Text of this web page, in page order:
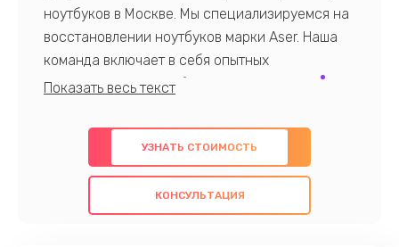
ноутбуков в Москве. Мы специализируемся на
восстановлении ноутбуков марки Aser. Наша
команда включает в себя опытных
профессионалов с обширными знаниями и
предлагаем быстрый и качественный ремонт с
использованием оригинальных компонентов, а
также гарантируем качество всех
проведенных работ. Наша цель - предоставить
УЗНАТЬ СТОИМОСТЬ
КОНСУЛЬТАЦИЯ